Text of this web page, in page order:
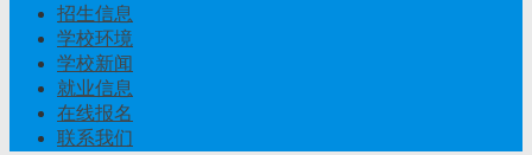
招生信息
学校环境
学校新闻
就业信息
在线报名
联系我们